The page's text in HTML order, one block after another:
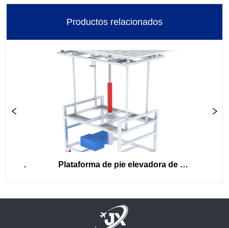
Productos relacionados
Plataforma de pie elevadora de